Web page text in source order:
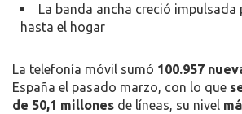
A
LOS
La banda ancha creció
hasta el hogar
La telefonía móvil sumó 100.957
España el pasado marzo, con lo que
de 50,1 millones de líneas, su nivel